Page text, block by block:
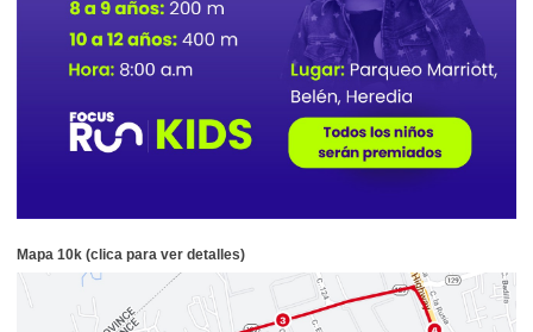
Mapa 10k (clica para ver detalles)